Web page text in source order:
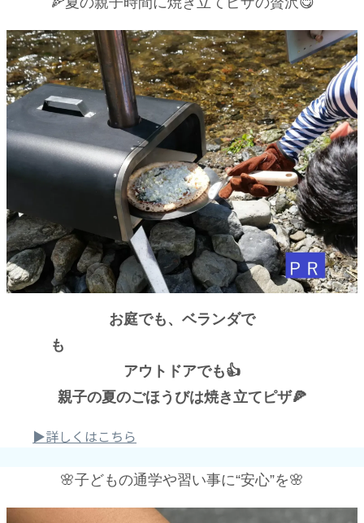
お庭でも、ベランダで
も
アウトドアでも👍
親子の夏のごほうびは焼き立てピザ🍕
▶詳しくはこちら
🌸子どもの通学や習い事に“安心”を🌸